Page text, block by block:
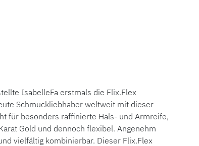
IsabelleFa erstmals die Flix.Flex
Schmuckliebhaber weltweit mit dieser
für besonders raffinierte Hals- und Armreife,
Gold und dennoch flexibel. Angenehm
vielfältig kombinierbar. Dieser Flix.Flex